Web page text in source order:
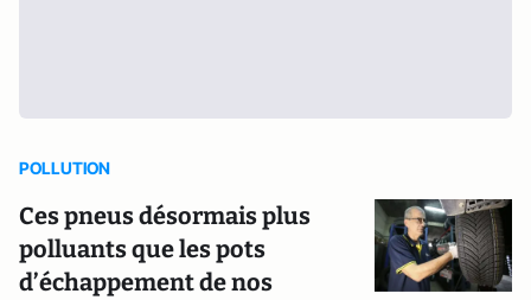
POLLUTION
Ces pneus désormais plus
polluants que les pots
d’échappement de nos